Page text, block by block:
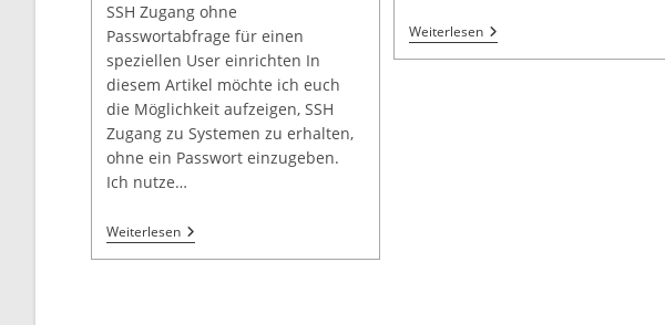
SSH Zugang ohne
Passwortabfrage für einen
speziellen User einrichten In
diesem Artikel möchte ich euch
die Möglichkeit aufzeigen, SSH
Zugang zu Systemen zu erhalten,
ohne ein Passwort einzugeben.
Ich nutze…
Weiterlesen
Weiterlesen